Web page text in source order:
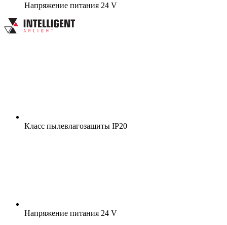
Напряжение питания 24 V
Класс пылевлагозащиты IP20
Напряжение питания 24 V